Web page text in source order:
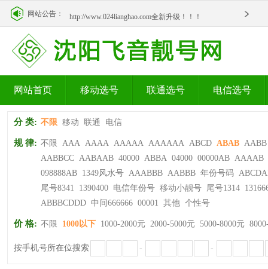
网站公告： http://www.024lianghao.com全新升级！！！
网站首页 移动选号 联通选号 电信选号
分 类: 不限 移动 联通 电信
规 律: 不限 AAA AAAA AAAAA AAAAAA ABCD ABAB AABB
AABBCC AABAAB 40000 ABBA 04000 00000AB AAAAB
098888AB 1349风水号 AAABBB AABBB 年份号码
尾号8341
1390400 电信年份号 移动小靓号 尾号1314
ABBBCDDD 中间666666 00001 其他 个性号
价 格: 不限 1000以下 1000-2000元 2000-5000元 5000-8000元
按手机号所在位搜索 - -